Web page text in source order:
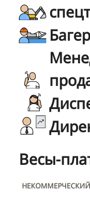
Весы-